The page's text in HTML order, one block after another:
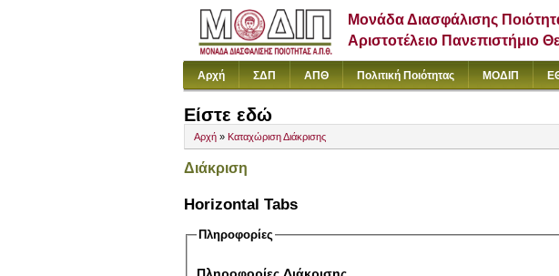
Μονάδα Διασφάλισης
Αριστοτέλειο Πανεπιστήμιο
Αρχή ΣΔΠ ΑΠΘ Πολιτική Ποιότητας ΜΟΔΙΠ
Είστε εδώ
Αρχή » Καταχώριση Διάκρισης
Διάκριση
Horizontal Tabs
Πληροφορίες